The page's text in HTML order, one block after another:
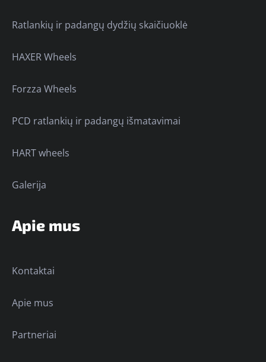
Ratlankių ir padangų dydžių skaičiuoklė
HAXER Wheels
Forzza Wheels
PCD ratlankių ir padangų išmatavimai
HART wheels
Galerija
Apie mus
Kontaktai
Apie mus
Partneriai